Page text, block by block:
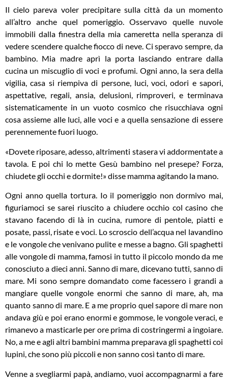
Il cielo pareva voler precipitare sulla città da un momento
all’altro anche quel pomeriggio. Osservavo quelle nuvole
immobili dalla finestra della mia cameretta nella speranza di
vedere scendere qualche fiocco di neve. Ci speravo sempre, da
bambino. Mia madre aprì la porta lasciando entrare dalla
cucina un miscuglio di voci e profumi. Ogni anno, la sera della
vigilia, casa si riempiva di persone, luci, voci, odori e sapori,
aspettative, regali, ansia, delusioni, rimproveri, e terminava
sistematicamente in un vuoto cosmico che risucchiava ogni
cosa assieme alle luci, alle voci e a quella sensazione di essere
perennemente fuori luogo.
«Dovete riposare, adesso, altrimenti stasera vi addormentate a
tavola. E poi chi lo mette Gesù bambino nel presepe? Forza,
chiudete gli occhi e dormite!» disse mamma agitando la mano.
Ogni anno quella tortura. Io il pomeriggio non dormivo mai,
figuriamoci se sarei riuscito a chiudere occhio col casino che
stavano facendo di là in cucina, rumore di pentole, piatti e
posate, passi, risate e voci. Lo scroscio dell’acqua nel lavandino
e le vongole che venivano pulite e messe a bagno. Gli spaghetti
alle vongole di mamma, famosi in tutto il piccolo mondo da me
conosciuto a dieci anni. Sanno di mare, dicevano tutti, sanno di
mare. Mi sono sempre domandato come facessero i grandi a
mangiare quelle vongole enormi che sanno di mare, ah, ma
quanto sanno di mare. E a me proprio quel sapore di mare non
andava giù e poi erano enormi e gommose, le vongole veraci, e
rimanevo a masticarle per ore prima di costringermi a ingoiare.
No, a me e agli altri bambini mamma preparava gli spaghetti coi
lupini, che sono più piccoli e non sanno così tanto di mare.
Venne a svegliarmi papà, andiamo, vuoi accompagnarmi a fare